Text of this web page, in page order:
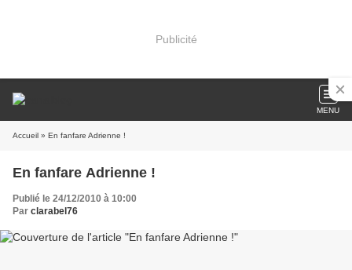
Publicité
MENU
Accueil » En fanfare Adrienne !
En fanfare Adrienne !
Publié le 24/12/2010 à 10:00
Par clarabel76